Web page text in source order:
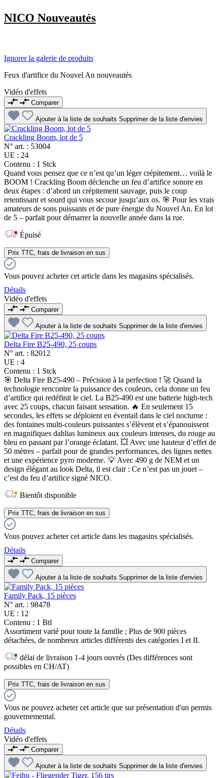
NICO Nouveautés
Ignorer la galerie de produits
Feux d'artifice du Nouvel An nouveautés
Vidéo d'effets
Comparer
Ajouter à la liste de souhaits Supprimer de la liste d'envies
Crackling Boom, lot de 5
N° art. : 53004
UE : 24
Contenu : 1 Stck
Quand vous pensez que ce n’est qu’un léger crépitement… voilà le
BOOM ! Crackling Boom déclenche un feu d’artifice sonore en
deux étapes : d’abord un crépitement sauvage, puis le coup
retentissant et sourd qui vous secoue jusqu’aux os. 🎯 Pour les vrais
amateurs de sons puissants et de pure énergie du Nouvel An. En lot
de 5 – parfait pour démarrer la nouvelle année dans la rue.
Épuisé
Prix TTC, frais de livraison en sus
Vous pouvez acheter cet article dans les magasins spécialisés.
Détails
Vidéo d'effets
Comparer
Ajouter à la liste de souhaits Supprimer de la liste d'envies
Delta Fire B25-490, 25 coups
N° art. : 82012
UE : 4
Contenu : 1 Stck
🎯 Delta Fire B25-490 – Précision à la perfection ! 🚀 Quand la
technologie rencontre la puissance des couleurs, cela donne un feu
d’artifice qui redéfinit le ciel. La B25-490 est une batterie high-tech
avec 25 coups, chacun faisant sensation. 🔥 En seulement 15
secondes, les effets se déploient en éventail dans le ciel nocturne :
des fontaines multi-couleurs puissantes s’élèvent et s’épanouissent
en magnifiques dahlias lumineux aux couleurs intenses, du rouge au
bleu en passant par l’orange éclatant. 💥 Avec une hauteur d’effet de
50 mètres – parfait pour de grandes performances, des lignes nettes
et une expérience pyro moderne. 💡 Avec 490 g de NEM et un
design élégant au look Delta, il est clair : Ce n’est pas un jouet –
c’est du feu d’artifice signé NICO.
Bientôt disponible
Prix TTC, frais de livraison en sus
Vous pouvez acheter cet article dans les magasins spécialisés.
Détails
Comparer
Ajouter à la liste de souhaits Supprimer de la liste d'envies
Family Pack, 15 pièces
N° art. : 98478
UE : 12
Contenu : 1 Btl
Assortiment varié pour toute la famille ; Plus de 900 pièces
détachées, de nombreux articles différents des catégories I et II.
délai de livraison 1-4 jours ouvrés (Des différences sont
possibles en CH/AT)
Prix TTC, frais de livraison en sus
Vous ne pouvez acheter cet article que sur présentation d'un permis
gouvernemental.
Détails
Vidéo d'effets
Comparer
Ajouter à la liste de souhaits Supprimer de la liste d'envies